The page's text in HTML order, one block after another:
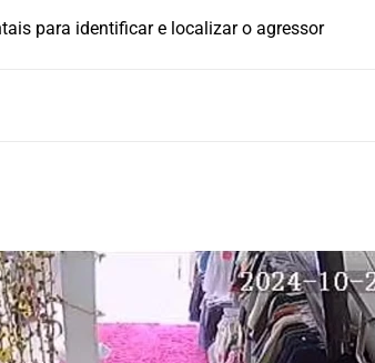
para identificar e localizar o agressor